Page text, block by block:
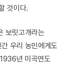
것이다.
보릿고개라는
우리 농민에게도
년 미곡연도